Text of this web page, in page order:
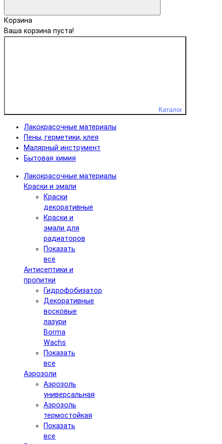
Корзина
Ваша корзина пуста!
Каталог
Лакокрасочные материалы
Пены, герметики, клея
Малярный инструмент
Бытовая химия
Лакокрасочные материалы
Краски и эмали
Краски
декоративные
Краски и
эмали для
радиаторов
Показать
все
Антисептики и
пропитки
Гидрофобизатор
Декоративные
восковые
лазури
Borma
Wachs
Показать
все
Аэрозоли
Аэрозоль
универсальная
Аэрозоль
термостойкая
Показать
все